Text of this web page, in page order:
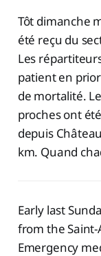
Tôt dimanche
été reçu du
Les
patient en
de mortalité.
proches ont
depuis
km. Quand
Early last
from the
Emergency